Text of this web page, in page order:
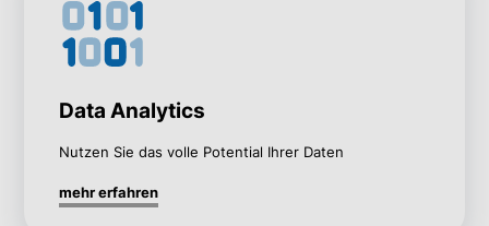
Data Analytics
Nutzen Sie das volle Potential Ihrer Daten
mehr erfahren